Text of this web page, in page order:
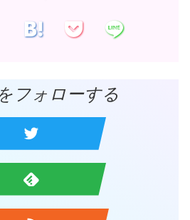
フォローする